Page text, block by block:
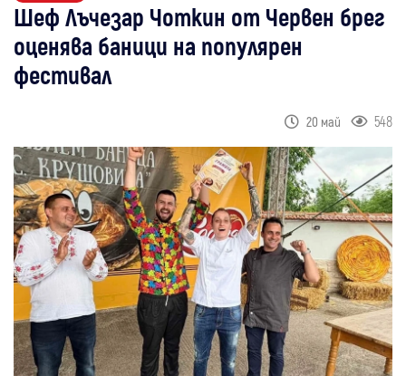
Шеф Лъчезар Чоткин от Червен брег
оценява баници на популярен
фестивал
20 май 548